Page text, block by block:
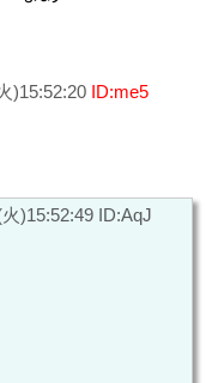
)15:52:20 ID:me5
)15:52:49 ID:AqJ